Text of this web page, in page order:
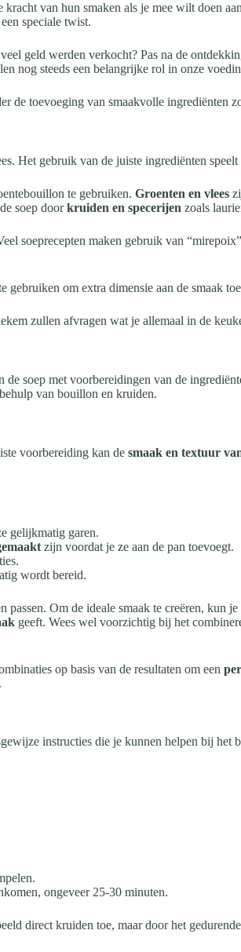
van hun smaken als je mee wilt doen
speciale twist.
geld werden verkocht? Pas na de
nog steeds een belangrijke rol in onze
toevoeging van smaakvolle ingrediënten
Het gebruik van de juiste ingrediënten
te gebruiken. Groenten en vlees
soep doorkruiden en specerijen zoals
soeprecepten maken gebruik van
gebruiken om extra dimensie aan de smaak
zullen afvragen wat je allemaal in de
soep met voorbereidingen van de
van bouillon en kruiden.
voorbereiding kan de smaak en textuur
gelijkmatig garen.
zijn voordat je ze aan de pan toevoegt.
wordt bereid.
Om de ideale smaak te creëren, kun
geeft. Wees wel voorzichtig bij het
op basis van de resultaten om een
instructies die je kunnen helpen bij het
ongeveer 25-30 minuten.
direct kruiden toe, maar door het